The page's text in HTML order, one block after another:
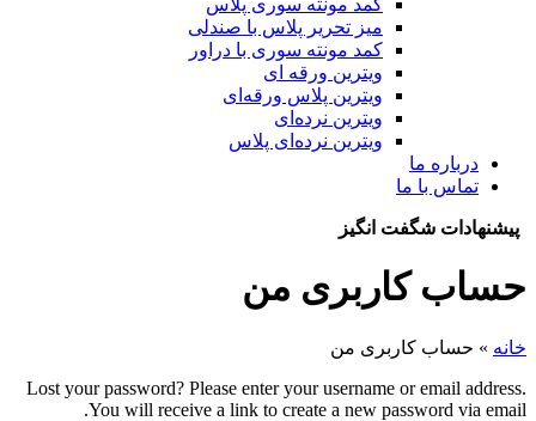
کمد مونته سوری پلاس
میز تحریر پلاس با صندلی
کمد مونته سوری با دراور
ویترین ورقه ای
ویترین پلاس ورقه‌ای
ویترین نرده‌ای
ویترین نرده‌ای پلاس
درباره ما
تماس با ما
پیشنهادات شگفت انگیز
حساب کاربری من
خانه » حساب کاربری من
Lost your password? Please enter your username or email address.
You will receive a link to create a new password via email.